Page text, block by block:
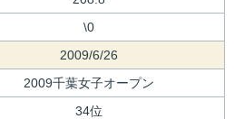
\0
2009/6/26
2009千葉女子オープン
34位